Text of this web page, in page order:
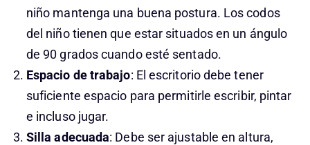
niño mantenga una buena postura. Los codos
del niño tienen que estar situados en un ángulo
de 90 grados cuando esté sentado.
Espacio de trabajo: El escritorio debe tener
suficiente espacio para permitirle escribir, pintar
e incluso jugar.
Silla adecuada: Debe ser ajustable en altura,